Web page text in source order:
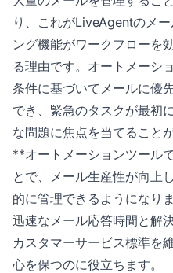
り、これがLiveAgentのメ
ング機能がワークフローを
る理由です。オートメーシ
条件に基づいてメールに優
でき、緊急のタスクが最初
な問題に焦点を当てること
**オートメーションツール
とで、メール生産性が向上
的に管理できるようになり
迅速なメール応答時間と解
カスタマーサービス標準を
心を保つのに役立ちます。